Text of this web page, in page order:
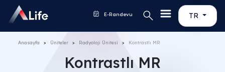
TR
E-Randevu
Anasayfa Üniteler Radyoloji Ünitesi Kontrastlı MR
Kontrastlı MR